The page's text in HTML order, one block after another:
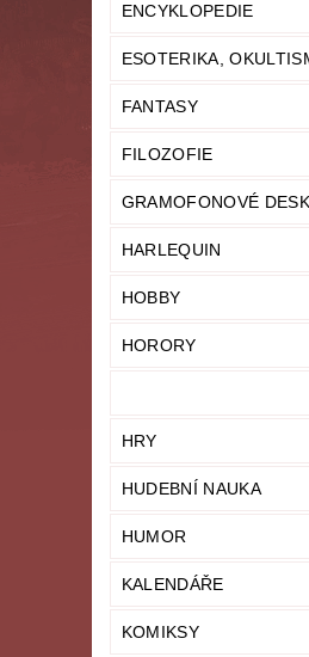
ENCYKLOPEDIE
ESOTERIKA,
FANTASY
FILOZOFIE
GRAMOFONOVÉ
HARLEQUIN
HOBBY
HORORY
HRY
HUDEBNÍ NAUKA
HUMOR
KALENDÁŘE
KOMIKSY